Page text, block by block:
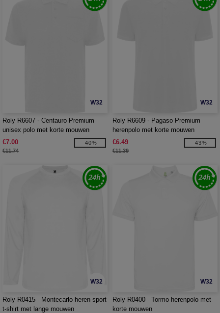
W32
Roly R6607 - Centauro Premium
unisex polo met korte mouwen
€7.00
€11.74
-40%
W32
Roly R6609 - Pagaso Premium
herenpolo met korte mouwen
€6.49
€11.39
-43%
W32
Roly R0415 - Montecarlo heren sport
t-shirt met lange mouwen
W32
Roly R0400 - Tormo herenpolo met
korte mouwen